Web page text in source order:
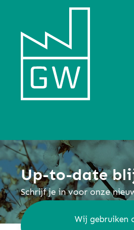
Up-to-date
Schrijf je in voor onze
Wij gebruiken